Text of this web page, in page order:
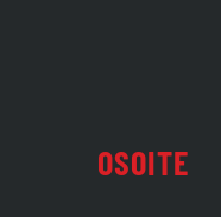
OSOITE